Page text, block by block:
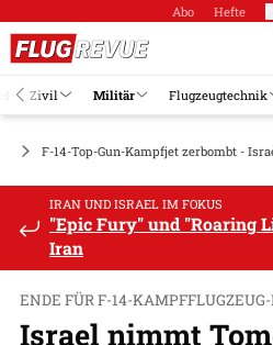
Abo Hefte
Zivil Militär Flugzeugtechnik
F-14-Top-Gun-Kampfjet zerbombt -
IRAN UND ISRAEL IM FOKUS
"Epic Fury" und "Roaring
Iran
ENDE FÜR F-14-
Israel nimmt